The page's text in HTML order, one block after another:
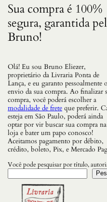
Sua compra é 100%
segura, garantida
Bruno!
Olá! Eu sou Bruno Eliezer,
proprietário da Livraria Ponta de
Lança, e eu garanto pessoalmente o
envio da sua compra. Ao finalizar
compra, você poderá escolher a
modalidade de frete que preferir.
esteja em São Paulo, poderá ainda
optar por vir buscar sua compra na
loja e bater um papo conosco!
Aceitamos pagamento por débito,
crédito, boleto, Pix, e Mercado
Você pode pesquisar por título,